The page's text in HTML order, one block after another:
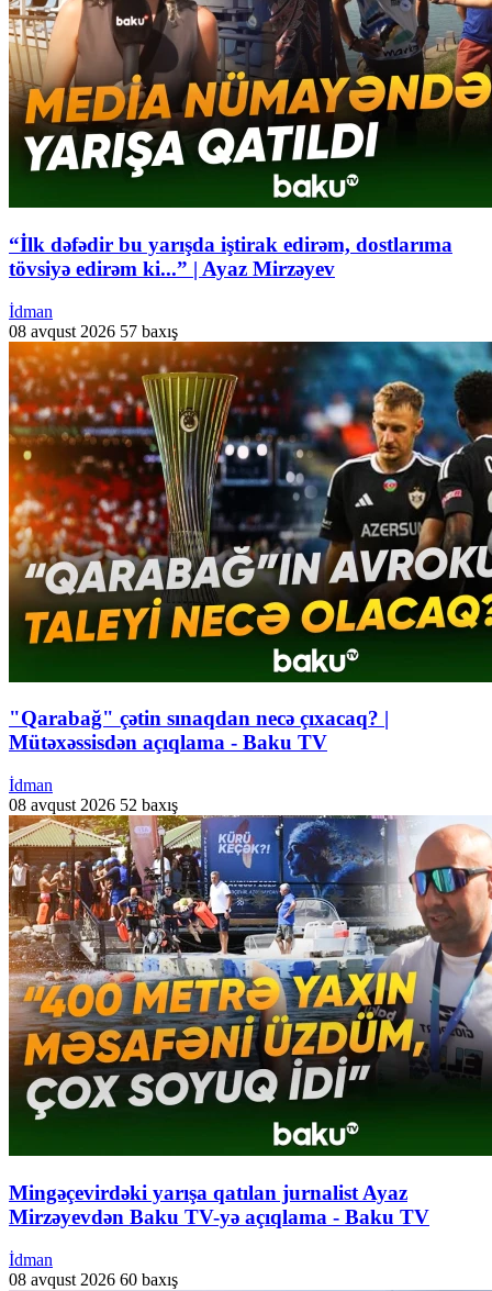
“İlk dəfədir bu yarışda iştirak edirəm, dostlarıma
tövsiyə edirəm ki...” | Ayaz Mirzəyev
İdman
08 avqust 2026 57 baxış
"Qarabağ" çətin sınaqdan necə çıxacaq? |
Mütəxəssisdən açıqlama - Baku TV
İdman
08 avqust 2026 52 baxış
Mingəçevirdəki yarışa qatılan jurnalist Ayaz
Mirzəyevdən Baku TV-yə açıqlama - Baku TV
İdman
08 avqust 2026 60 baxış